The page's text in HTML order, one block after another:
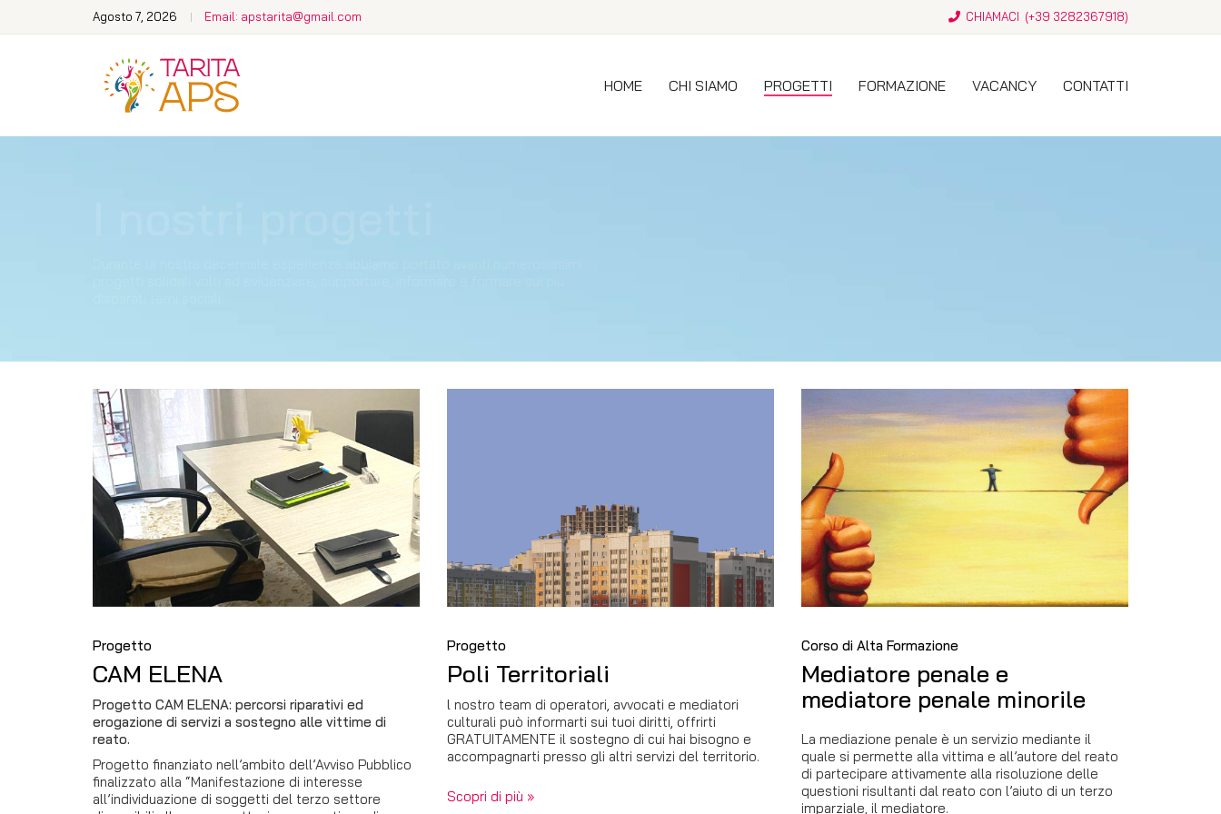
Agosto 7, 2026 Email: apstarita@gmail.com CHIAMACI (+39 3282367918)
HOME CHI SIAMO PROGETTI FORMAZIONE VACANCY CONTATTI
Progetto
CAM ELENA
Progetto CAM ELENA: percorsi riparativi ed
erogazione di servizi a sostegno alle vittime di
reato.
Progetto finanziato nell’ambito dell’Avviso Pubblico
finalizzato alla “Manifestazione di interesse
all’individuazione di soggetti del terzo settore
Progetto
Poli Territoriali
l nostro team di operatori, avvocati e mediatori
culturali può informarti sui tuoi diritti, offrirti
GRATUITAMENTE il sostegno di cui hai bisogno e
accompagnarti presso gli altri servizi del territorio.
Scopri di più »
Corso di Alta Formazione
Mediatore penale e
mediatore penale minorile
La mediazione penale è un servizio mediante il
quale si permette alla vittima e all’autore del reato
di partecipare attivamente alla risoluzione delle
questioni risultanti dal reato con l’aiuto di un terzo
imparziale, il mediatore.